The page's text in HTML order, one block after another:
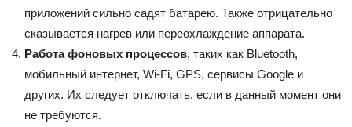
приложений сильно садят батарею. Также отрицательно
сказывается нагрев или переохлаждение аппарата.
Работа фоновых процессов, таких как Bluetooth,
мобильный интернет, Wi-Fi, GPS, сервисы Google и
других. Их следует отключать, если в данный момент они
не требуются.